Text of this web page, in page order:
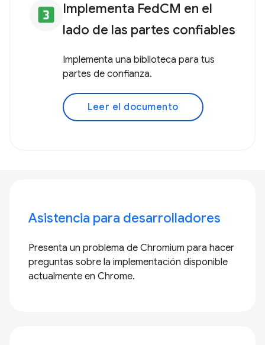
looks_3 Implementa FedCM en el
lado de las partes confiables
Implementa una biblioteca para tus
partes de confianza.
Leer el documento
Asistencia para desarrolladores
Presenta un problema de Chromium para hacer
preguntas sobre la implementación disponible
actualmente en Chrome.